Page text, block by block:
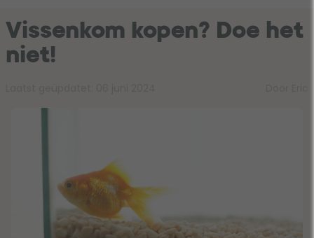
Vissenkom kopen? Doe het
niet!